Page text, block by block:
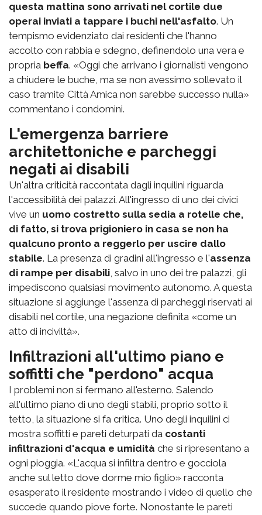
questa mattina sono arrivati nel cortile due
operai inviati a tappare i buchi nell'asfalto. Un
tempismo evidenziato dai residenti che l'hanno
accolto con rabbia e sdegno, definendolo una vera e
propria beffa. «Oggi che arrivano i giornalisti vengono
a chiudere le buche, ma se non avessimo sollevato il
caso tramite Città Amica non sarebbe successo nulla»
commentano i condomini.
L'emergenza barriere
architettoniche e parcheggi
negati ai disabili
Un'altra criticità raccontata dagli inquilini riguarda
l'accessibilità dei palazzi. All'ingresso di uno dei civici
vive un uomo costretto sulla sedia a rotelle che,
di fatto, si trova prigioniero in casa se non ha
qualcuno pronto a reggerlo per uscire dallo
stabile. La presenza di gradini all'ingresso e l'assenza
di rampe per disabili, salvo in uno dei tre palazzi, gli
impediscono qualsiasi movimento autonomo. A questa
situazione si aggiunge l'assenza di parcheggi riservati ai
disabili nel cortile, una negazione definita «come un
atto di inciviltà».
Infiltrazioni all'ultimo piano e
soffitti che "perdono" acqua
I problemi non si fermano all'esterno. Salendo
all'ultimo piano di uno degli stabili, proprio sotto il
tetto, la situazione si fa critica. Uno degli inquilini ci
mostra soffitti e pareti deturpati da costanti
infiltrazioni d'acqua e umidità che si ripresentano a
ogni pioggia. «L'acqua si infiltra dentro e gocciola
anche sul letto dove dorme mio figlio» racconta
esasperato il residente mostrando i video di quello che
succede quando piove forte. Nonostante le pareti